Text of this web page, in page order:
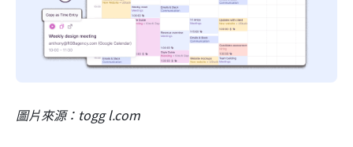
圖片來源：togg l.com